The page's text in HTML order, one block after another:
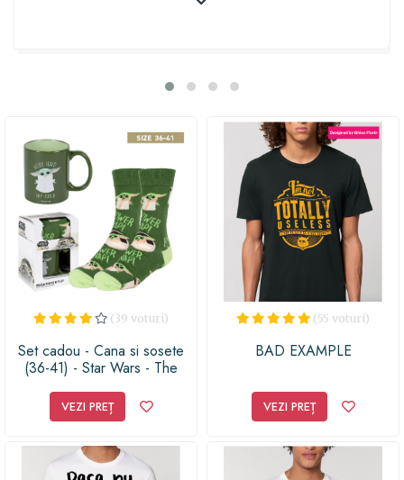
Racului tău și optează pentru această cană unică și plină
(39 voturi)
Set cadou - Cana si sosete
(36-41) - Star Wars - The
VEZI PREȚ
(55 voturi)
BAD EXAMPLE
VEZI PREȚ